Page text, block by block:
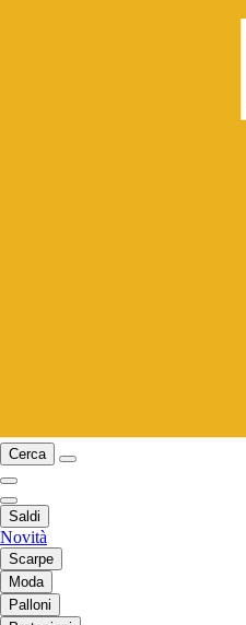
Cerca
Saldi
Novità
Scarpe
Moda
Palloni